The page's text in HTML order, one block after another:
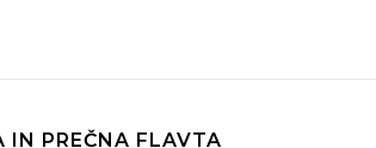
IN PREČNA FLAVTA